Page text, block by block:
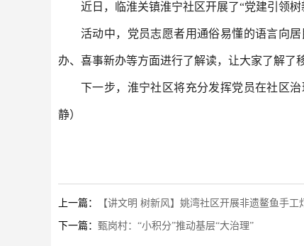
近日，临淮关镇淮宁社区开展了“党建引领树
活动中，党员志愿者用通俗易懂的语言向
办、喜事新办等方面进行了解读，让大家了解了
下一步，淮宁社区将充分发挥党员在社区
静）
上一篇： 【讲文明 树新风】姚湾社区开展非遗鳌鱼手工
下一篇： 甄岗村：“小积分”推动基层“大治理”